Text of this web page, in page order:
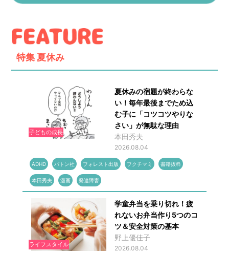
特集 夏休み
子どもの成長
夏休みの宿題が終わらな
い！毎年最後までため込
む子に「コツコツやりな
さい」が無駄な理由
本田秀夫
2026.08.04
ADHD バトン社 フォレスト出版 フクチマミ 書籍抜粋
本田秀夫 漫画 発達障害
ライフスタイル
学童弁当を乗り切れ！疲
れないお弁当作り5つのコ
ツ＆安全対策の基本
野上優佳子
2026.08.04